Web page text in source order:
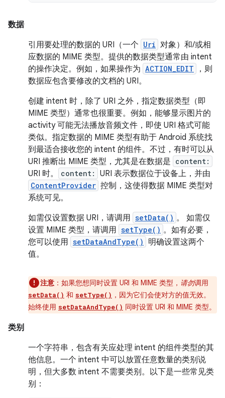
数据
引用要处理的数据的 URI（一个 Uri 对象）和/或相
应数据的 MIME 类型。提供的数据类型通常由 intent
的操作决定。例如，如果操作为 ACTION_EDIT
，则
数据应包含要修改的文档的 URI。
创建 intent 时，除了 URI 之外，指定数据类型（即
MIME 类型）通常也很重要。例如，能够显示图片的
activity 可能无法播放音频文件，即使 URI 格式可能
类似。指定数据的 MIME 类型有助于 Android 系统找
到最适合接收您的 intent 的组件。不过，有时可以从
URI 推断出 MIME 类型，尤其是在数据是 content:
URI 时。 content: URI 表示数据位于设备上，并由
ContentProvider 控制，这使得数据 MIME 类型对
系统可见。
如需仅设置数据 URI，请调用 setData() 。 如需仅
设置 MIME 类型，请调用 setType() 。如有必要，
您可以使用 setDataAndType()
明确设置这两个
值。
注意 ：如果您想同时设置 URI 和 MIME 类型， 请勿调用
setData() 和 setType() ，因为它们会使对方的值无效。
始终使用 setDataAndType() 同时设置 URI 和 MIME 类型。
类别
一个字符串，包含有关应处理 intent 的组件类型的其
他信息。一个 intent 中可以放置任意数量的类别说
明，但大多数 intent 不需要类别。以下是一些常见类
别：